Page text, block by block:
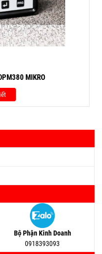
Bộ Phận Kinh Doanh
0918393093
MIKRO